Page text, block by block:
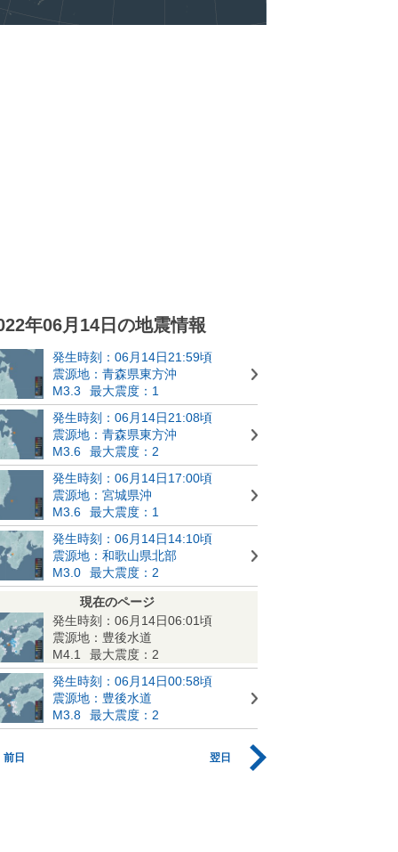
年06月14日の地震情報
発生時刻：06月14日21:59頃
震源地：青森県東方沖
M3.3
最大震度：1
発生時刻：06月14日21:08頃
震源地：青森県東方沖
M3.6
最大震度：2
発生時刻：06月14日17:00頃
震源地：宮城県沖
M3.6
最大震度：1
発生時刻：06月14日14:10頃
震源地：和歌山県北部
M3.0
最大震度：2
現在のページ
発生時刻：06月14日06:01頃
震源地：豊後水道
M4.1
最大震度：2
発生時刻：06月14日00:58頃
震源地：豊後水道
M3.8
最大震度：2
前日 翌日